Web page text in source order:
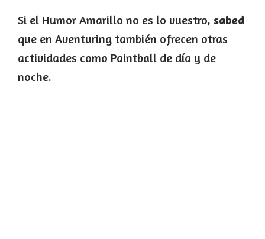
Si el Humor Amarillo no es lo vuestro, sabed
que en Aventuring también ofrecen otras
actividades como Paintball de día y de
noche.